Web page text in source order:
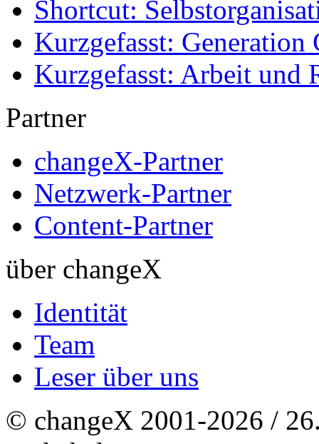
Shortcut:
Kurzgefasst: Generation
Kurzgefasst: Arbeit und
Partner
changeX-Partner
Netzwerk-Partner
Content-Partner
über changeX
Identität
Team
Leser über uns
© changeX 2001-2026 /